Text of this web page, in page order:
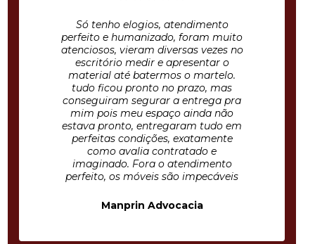
Só tenho elogios, atendimento
perfeito e humanizado, foram muito
atenciosos, vieram diversas vezes no
escritório medir e apresentar o
material até batermos o martelo.
tudo ficou pronto no prazo, mas
conseguiram segurar a entrega pra
mim pois meu espaço ainda não
estava pronto, entregaram tudo em
perfeitas condições, exatamente
como avalia contratado e
imaginado. Fora o atendimento
perfeito, os móveis são impecáveis
Manprin Advocacia